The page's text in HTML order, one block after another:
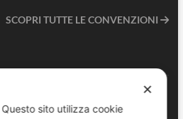
SCOPRI TUTTE LE CONVENZIONI
✕
Questo sito utilizza cookie